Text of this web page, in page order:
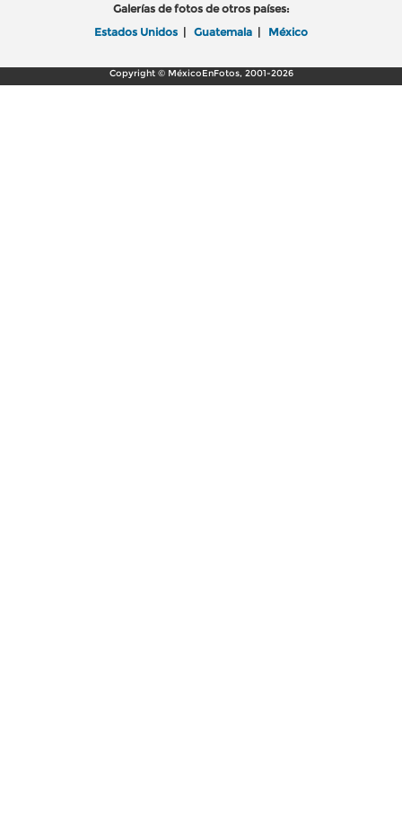
Galerías de fotos de otros países:
Estados Unidos | Guatemala | México
Copyright © MéxicoEnFotos, 2001-2026